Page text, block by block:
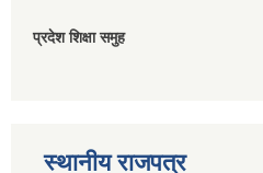
प्रदेश शिक्षा समुह
स्थानीय राजपत्र